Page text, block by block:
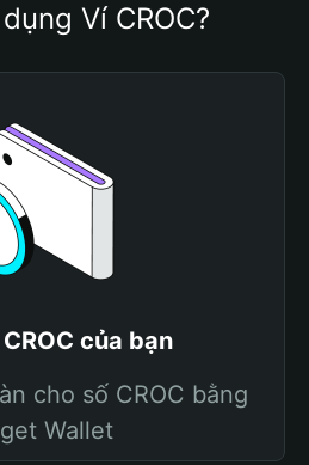
Ví CROC?
của bạn
cho số CROC bằng
Wallet